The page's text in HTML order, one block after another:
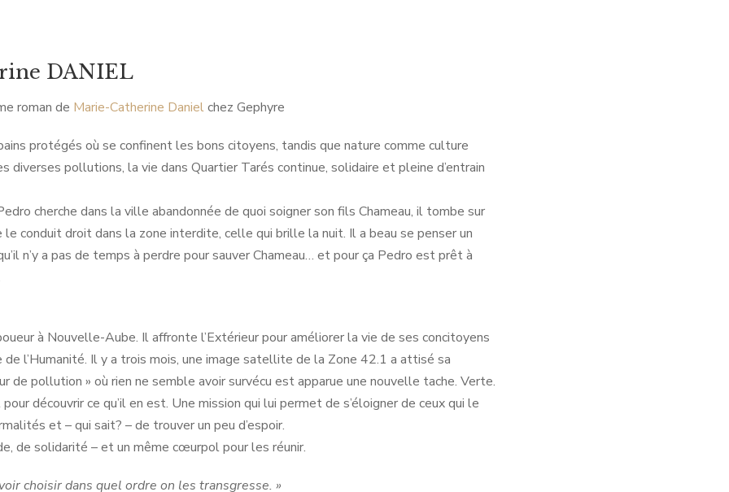
DANIEL
roman de Marie-Catherine Danielchez Gephyre
protégés où se confinent les bons citoyens, tandis que nature comme culture
diverses pollutions, la vie dans Quartier Tarés continue, solidaire et pleine d’entrain
cherche dans la ville abandonnée de quoi soigner son fils Chameau, il tombe sur
conduit droit dans la zone interdite, celle qui brille la nuit. Il a beau se penser un
n’y a pas de temps à perdre pour sauver Chameau… et pour ça Pedro est prêt à
à Nouvelle-Aube. Il affronte l’Extérieur pour améliorer la vie de ses concitoyens
l’Humanité. Il y a trois mois, une image satellite de la Zone 42.1 a attisé sa
de pollution » où rien ne semble avoir survécu est apparue une nouvelle tache. Verte.
découvrir ce qu’il en est. Une mission qui lui permet de s’éloigner de ceux qui le
et – qui sait? – de trouver un peu d’espoir.
de solidarité – et un même cœurpol pour les réunir.
choisir dans quel ordre on les transgresse. »